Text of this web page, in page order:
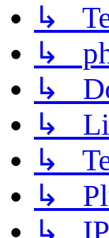
↳
↳
↳
↳
↳
↳
↳